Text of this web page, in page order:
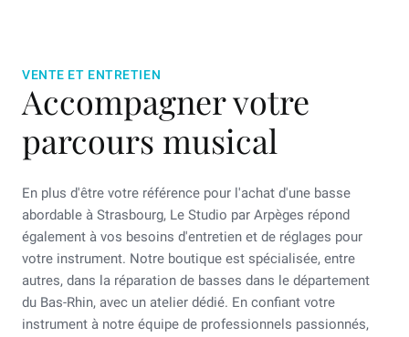
VENTE ET ENTRETIEN
Accompagner votre
parcours musical
En plus d'être votre référence pour l'achat d'une basse
abordable à Strasbourg, Le Studio par Arpèges répond
également à vos besoins d'entretien et de réglages pour
votre instrument. Notre boutique est spécialisée, entre
autres, dans la réparation de basses dans le département
du Bas-Rhin, avec un atelier dédié. En confiant votre
instrument à notre équipe de professionnels passionnés,